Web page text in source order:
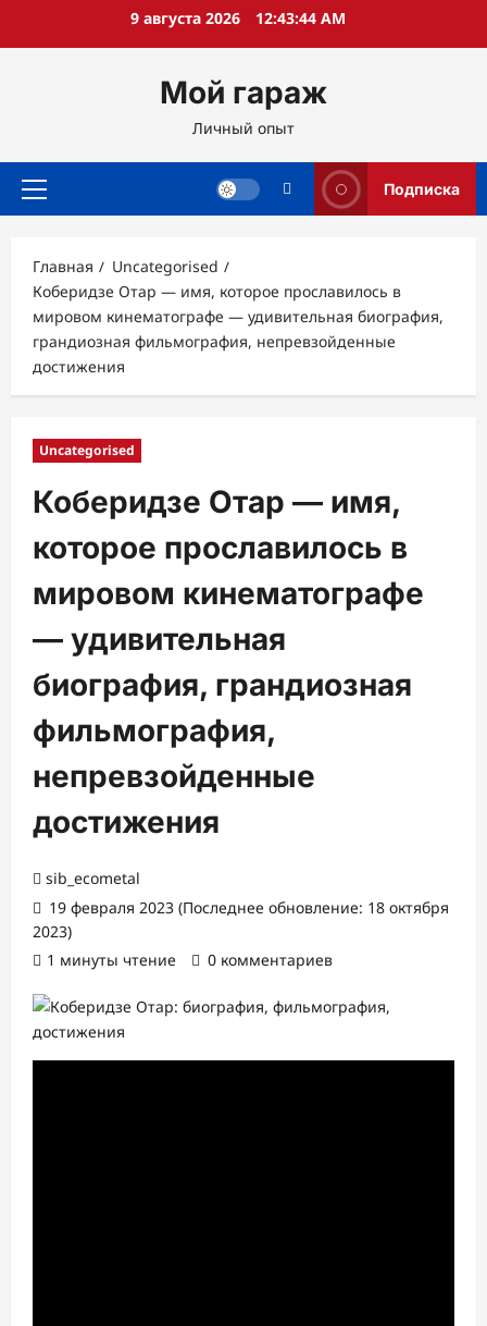
9 августа 2026 12:43:46 AM
Мой гараж
Личный опыт
Основное
Подписка
Главная
Uncategorised
Коберидзе Отар — имя, которое прославилось в
мировом кинематографе — удивительная биография,
грандиозная фильмография, непревзойденные
достижения
Uncategorised
Коберидзе Отар — имя,
которое прославилось в
мировом кинематографе
— удивительная
биография, грандиозная
фильмография,
непревзойденные
достижения
sib_ecometal
19 февраля 2023 (Последнее обновление: 18 октября
2023)
1 минуты чтение
0 комментариев